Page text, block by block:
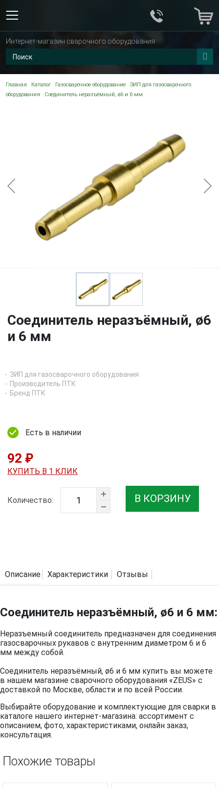
Интернет-магазин сварочного оборудования
Главная Каталог Газосварочное оборудование
ЗИП для газосварочного
оборудования
Соединитель неразъёмный, ø6 и 6 мм
Соединитель неразъёмный, ø6
и 6 мм
ЗИП для газосварочного оборудования
Производитель ПТК
Бренд ПТК
Есть в наличии
92 ₽
КУПИТЬ В 1 КЛИК
Количество: В КОРЗИНУ
Описание Характеристики Отзывы
Соединитель неразъёмный, ø6 и 6 мм:
Неразъемный соединитель предназначен для соединения
газосварочных рукавов с внутренним диаметром 6 и 6
мм между собой.
Соединитель неразъёмный, ø6 и 6 мм купить вы можете
в нашем магазине сварочного оборудования «ZEUS» с
доставкой по Москве, области и по всей России.
Выбирайте оборудование и комплектующие для сварки в
каталоге нашего интернет-магазина: ассортимент с
описанием, фото, характеристиками, онлайн заказ,
консультация.
Похожие товары